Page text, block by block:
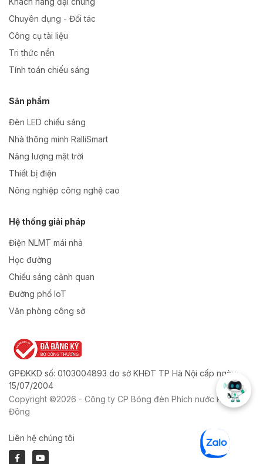
Chuyên dụng - Đối tác
Công cụ tài liệu
Tri thức nền
Tính toán chiếu sáng
Sản phẩm
Đèn LED chiếu sáng
Nhà thông minh RalliSmart
Năng lượng mặt trời
Thiết bị điện
Nông nghiệp công nghệ cao
Hệ thống giải pháp
Điện NLMT mái nhà
Học đường
Chiếu sáng cảnh quan
Đường phố IoT
Văn phòng công sở
GPĐKKD số: 0103004893 do sở KHĐT TP Hà Nội cấp ngày
15/07/2004
Copyright ©2026 - Công ty CP Bóng đèn Phích nước Rạng
Đông
Liên hệ chúng tôi